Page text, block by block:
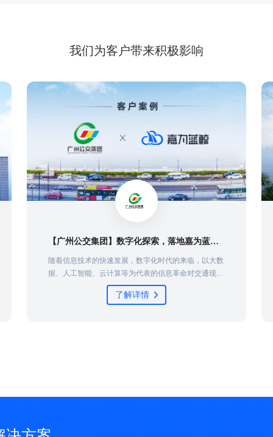
我们为客户带来积极影响
【广州公交集团】数字化探索，落地嘉为蓝鲸智慧运维平台
随着信息技术的快速发展，数字化时代的来临，以大数
据、人工智能、云计算等为代表的信息革命对交通现代
化进程产生了革命性影响，广州公交集团作为广州交通
运输建设重要组成部分，认真贯彻落实国家数字化转型
了解详情